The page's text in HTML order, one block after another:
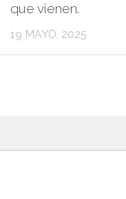
que vienen.
19 MAYO, 2025